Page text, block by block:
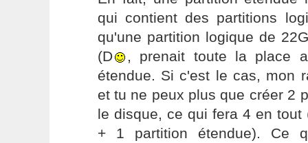
qui contient des partitions
qu'une partition logique de
(D
, prenait toute la place
étendue. Si c'est le cas, mon
et tu ne peux plus que créer 2
le disque, ce qui fera 4 en tout
+ 1 partition étendue). Ce